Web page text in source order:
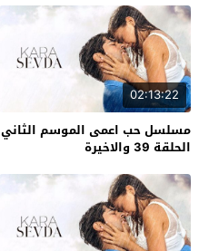
02:13:22
مسلسل حب اعمى الموسم الثاني
الحلقة 39 والاخيرة